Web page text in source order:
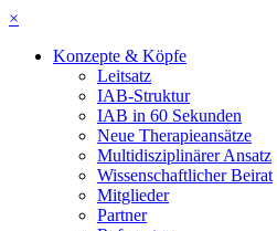
×
Konzepte & Köpfe
Leitsatz
IAB-Struktur
IAB in 60 Sekunden
Neue Therapieansätze
Multidisziplinärer Ansatz
Wissenschaftlicher Beirat
Mitglieder
Partner